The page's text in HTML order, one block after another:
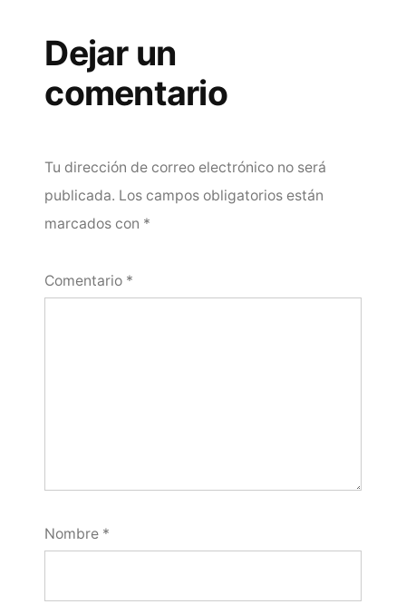
Dejar un
comentario
Tu dirección de correo electrónico no será
publicada. Los campos obligatorios están
marcados con *
Comentario *
Nombre *